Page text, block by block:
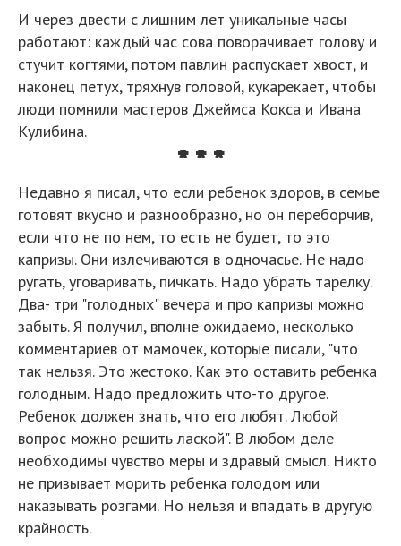
И через двести с лишним лет уникальные часы
работают: каждый час сова поворачивает голову и
стучит когтями, потом павлин распускает хвост, и
наконец петух, тряхнув головой, кукарекает, чтобы
люди помнили мастеров Джеймса Кокса и Ивана
Кулибина.
* * *
Недавно я писал, что если ребенок здоров, в семье
готовят вкусно и разнообразно, но он переборчив,
если что не по нем, то есть не будет, то это
капризы. Они излечиваются в одночасье. Не надо
ругать, уговаривать, пичкать. Надо убрать тарелку.
Два- три "голодных" вечера и про капризы можно
забыть. Я получил, вполне ожидаемо, несколько
комментариев от мамочек, которые писали, "что
так нельзя. Это жестоко. Как это оставить ребенка
голодным. Надо предложить что-то другое.
Ребенок должен знать, что его любят. Любой
вопрос можно решить лаской". В любом деле
необходимы чувство меры и здравый смысл. Никто
не призывает морить ребенка голодом или
наказывать розгами. Но нельзя и впадать в другую
крайность.